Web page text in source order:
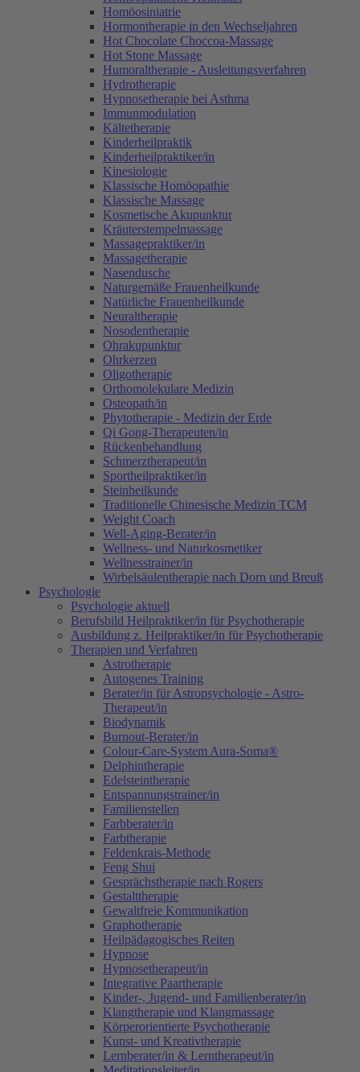
Homöosiniatrie
Hormontherapie in den Wechseljahren
Hot Chocolate Choccoa-Massage
Hot Stone Massage
Humoraltherapie - Ausleitungsverfahren
Hydrotherapie
Hypnosetherapie bei Asthma
Immunmodulation
Kältetherapie
Kinderheilpraktik
Kinderheilpraktiker/in
Kinesiologie
Klassische Homöopathie
Klassische Massage
Kosmetische Akupunktur
Kräuterstempelmassage
Massagepraktiker/in
Massagetherapie
Nasendusche
Naturgemäße Frauenheilkunde
Natürliche Frauenheilkunde
Neuraltherapie
Nosodentherapie
Ohrakupunktur
Ohrkerzen
Oligotherapie
Orthomolekulare Medizin
Osteopath/in
Phytotherapie - Medizin der Erde
Qi Gong-Therapeuten/in
Rückenbehandlung
Schmerztherapeut/in
Sportheilpraktiker/in
Steinheilkunde
Traditionelle Chinesische Medizin TCM
Weight Coach
Well-Aging-Berater/in
Wellness- und Naturkosmetiker
Wellnesstrainer/in
Wirbelsäulentherapie nach Dorn und Breuß
Psychologie
Psychologie aktuell
Berufsbild Heilpraktiker/in für Psychotherapie
Ausbildung z. Heilpraktiker/in für Psychotherapie
Therapien und Verfahren
Astrotherapie
Autogenes Training
Berater/in für Astropsychologie - Astro-
Therapeut/in
Biodynamik
Burnout-Berater/in
Colour-Care-System Aura-Soma®
Delphintherapie
Edelsteintherapie
Entspannungstrainer/in
Familienstellen
Farbberater/in
Farbtherapie
Feldenkrais-Methode
Feng Shui
Gesprächstherapie nach Rogers
Gestalttherapie
Gewaltfreie Kommunikation
Graphotherapie
Heilpädagogisches Reiten
Hypnose
Hypnosetherapeut/in
Integrative Paartherapie
Kinder-, Jugend- und Familienberater/in
Klangtherapie und Klangmassage
Körperorientierte Psychotherapie
Kunst- und Kreativtherapie
Lernberater/in & Lerntherapeut/in